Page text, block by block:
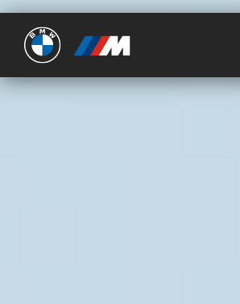
Ultimate